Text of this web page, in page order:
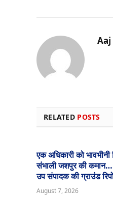
Aaj
RELATED POSTS
एक अधिकारी को
संभाली जशपुर की
उप संपादक की ग्राउंड
August 7, 2026